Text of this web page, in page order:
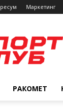
Маркетинг
РАКОМЕТ